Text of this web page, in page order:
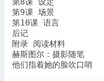
第9课 场景
第10课 语言
后记
附录 阅读材料
赫斯图尔：摄影随笔
他们指着她的脸吹口哨